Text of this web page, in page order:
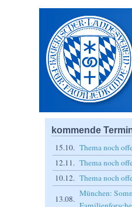
kommende
15.10. Thema noch
12.11. Thema noch
10.12. Thema noch
13.08.
München: